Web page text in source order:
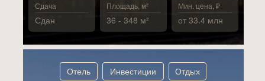
Отдых
Инвестиции
Отель
от 33.4 млн
Мин. цена, ₽
36 - 348 м²
Площадь, м²
Сдан
Сдача